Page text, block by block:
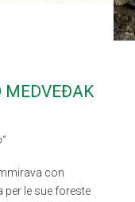
MEDVEĐAK
con
per le sue foreste